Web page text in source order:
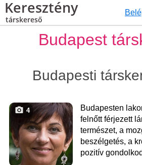
Keresztény
társkereső
Budapest
Budapesti
4
Budapesten
felnőtt férjezett
természet, a
beszélgetés, a
pozitív